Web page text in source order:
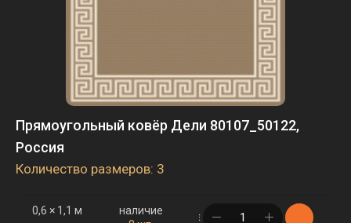
Прямоугольный ковёр Дели 80107_50122,
Россия
Количество размеров: 3
0,6 × 1,1 м
наличие
в корзине